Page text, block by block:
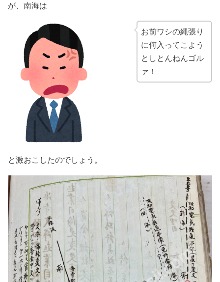
が、南海は
お前ワシの縄張り
に何入ってこよう
としとんねんゴル
ァ！
と激おこしたのでしょう。